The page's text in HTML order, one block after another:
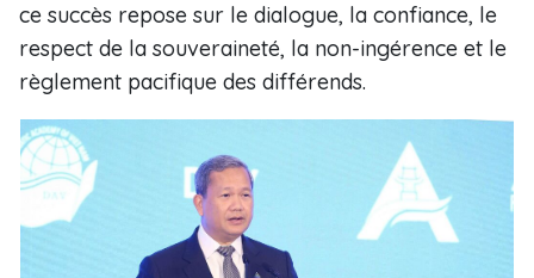
ce succès repose sur le dialogue, la confiance, le
respect de la souveraineté, la non-ingérence et le
règlement pacifique des différends.